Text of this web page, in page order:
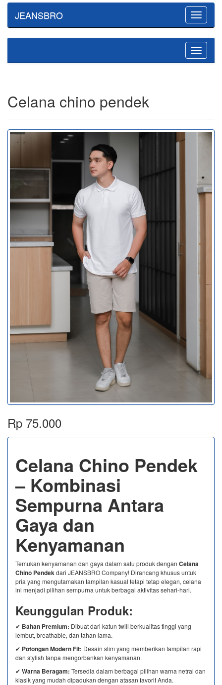
Toggle
JEANSBRO
Toggle
Celana chino pendek
Rp 75.000
Celana Chino Pendek
– Kombinasi
Sempurna Antara
Gaya dan
Kenyamanan
Temukan kenyamanan dan gaya dalam satu produk dengan Celana
Chino Pendekdari JEANSBRO Company! Dirancang khusus untuk
pria yang mengutamakan tampilan kasual tetapi tetap elegan, celana
ini menjadi pilihan sempurna untuk berbagai aktivitas sehari-hari.
Keunggulan Produk:
✔ Bahan Premium: Dibuat dari katun twill berkualitas tinggi yang
lembut, breathable, dan tahan lama.
✔ Potongan Modern Fit: Desain slim yang memberikan tampilan rapi
dan stylish tanpa mengorbankan kenyamanan.
✔ Warna Beragam: Tersedia dalam berbagai pilihan warna netral dan
klasik yang mudah dipadukan dengan atasan favorit Anda.